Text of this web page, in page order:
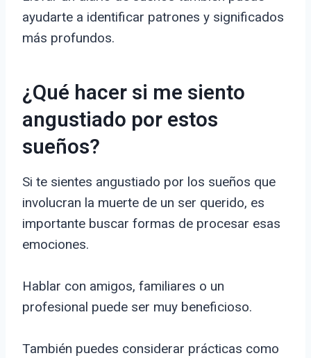
ayudarte a identificar patrones y significados
más profundos.
¿Qué hacer si me siento
angustiado por estos
sueños?
Si te sientes angustiado por los sueños que
involucran la muerte de un ser querido, es
importante buscar formas de procesar esas
emociones.
Hablar con amigos, familiares o un
profesional puede ser muy beneficioso.
También puedes considerar prácticas como